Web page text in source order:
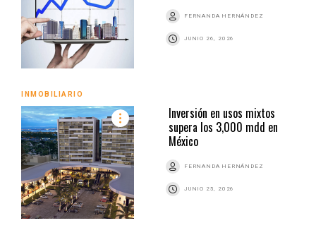
FERNANDA HERNÁNDEZ
JUNIO 26, 2026
INMOBILIARIO
Inversión en usos mixtos
supera los 3,000 mdd en
México
FERNANDA HERNÁNDEZ
JUNIO 25, 2026